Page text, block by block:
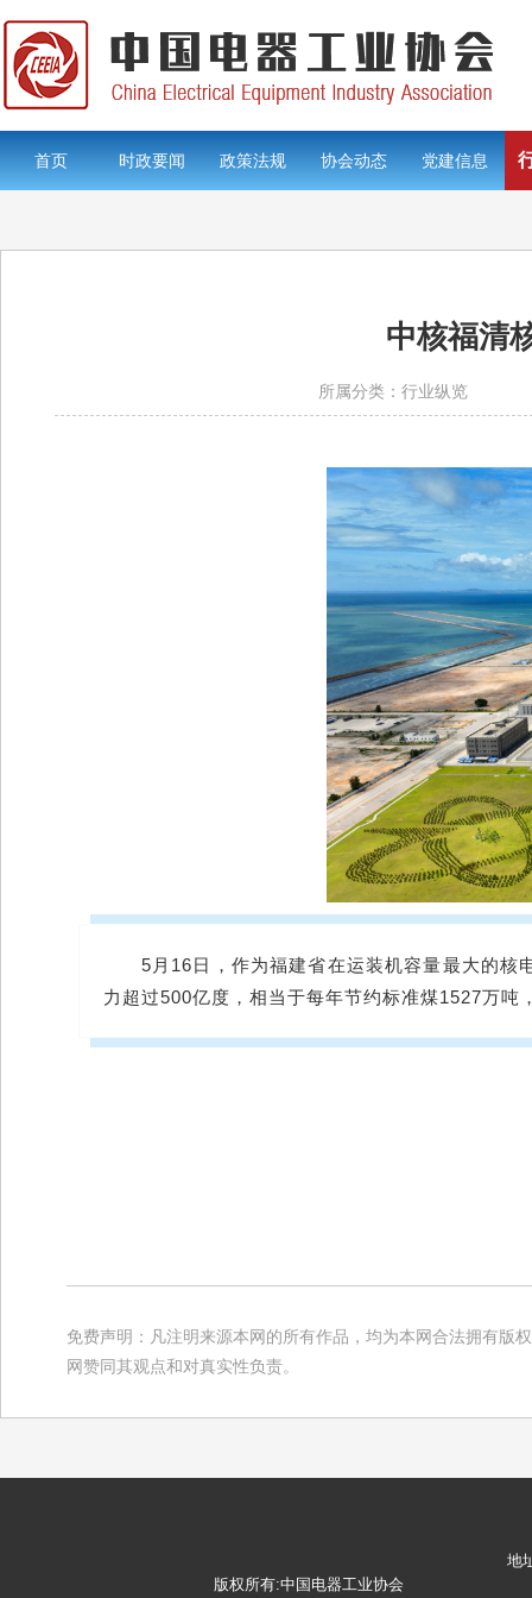
首页 时政要闻 政策法规 协会动态 党建信息
中核福清
所属分类：行业纵览
5月16日，作为福建省在运装机容量最大的核
力超过500亿度，相当于每年节约标准煤1527万
免费声明：凡注明来源本网的所有作品，均为本网合法拥有版
网赞同其观点和对真实性负责。
版权所有:中国电器工业协会
地